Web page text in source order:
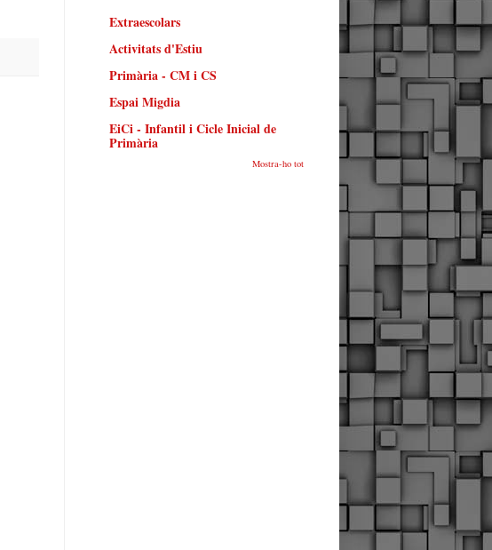
Extraescolars
Activitats d'Estiu
Primària - CM i CS
Espai Migdia
EiCi - Infantil i Cicle Inicial de
Primària
Mostra-ho tot